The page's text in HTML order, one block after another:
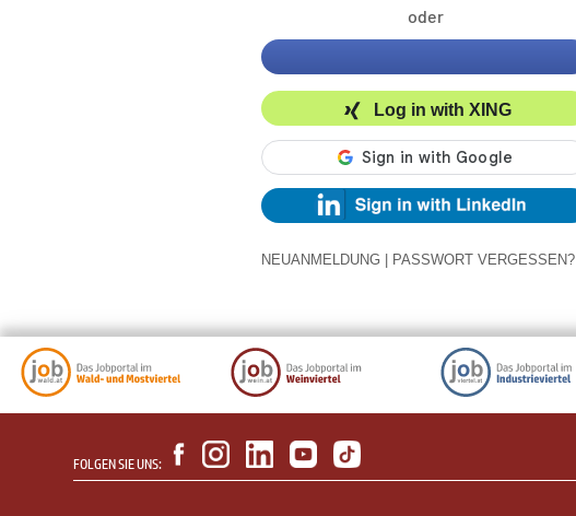
oder
Log in with XING
NEUANMELDUNG PASSWORT VERGESSEN?
FOLGEN SIE UNS: